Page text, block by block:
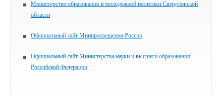
Министерство образования и молодежной политики Свердловской
области
Официальный сайт Минпросвещения России
Официальный сайт Министерства науки и высшего образования
Российской Федерации